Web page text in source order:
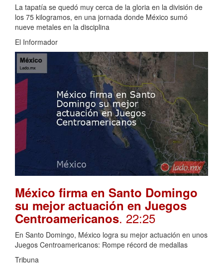
La tapatía se quedó muy cerca de la gloria en la división de
los 75 kilogramos, en una jornada donde México sumó
nueve metales en la disciplina
El Informador
México firma en Santo Domingo
su mejor actuación en Juegos
Centroamericanos. 22:25
En Santo Domingo, México logra su mejor actuación en unos
Juegos Centroamericanos: Rompe récord de medallas
Tribuna